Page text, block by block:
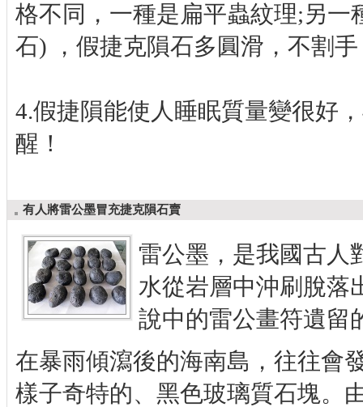
格不同，一種是扁平蟲紋理;另
石) ，假捷克隕石多圓滑，不割
4.假捷隕能使人睡眠質量變很好
醒！
有人將雷公墨冒充捷克隕石賣
雷公墨，是我國古人
水從岩層中沖刷脫落
說中的雷公畫符遺留
在暴雨傾瀉後的海南島，往往會
樣子奇特的、黑色玻璃質石塊。